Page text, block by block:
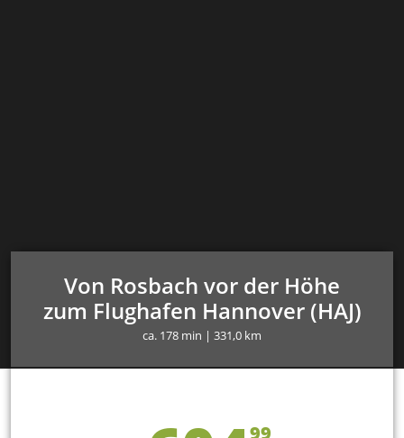
Von Rosbach vor der Höhe
zum Flughafen Hannover (HAJ)
ca. 178 min | 331,0 km